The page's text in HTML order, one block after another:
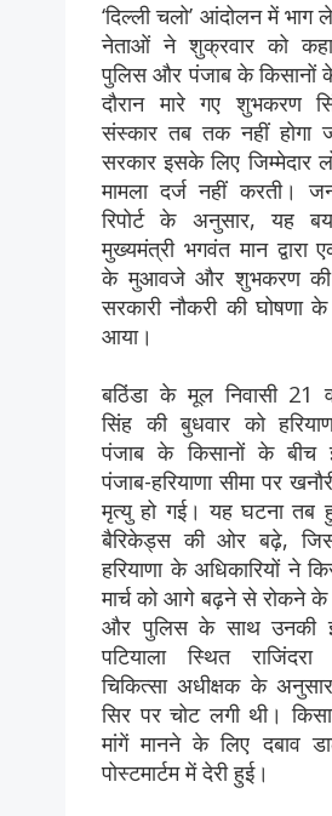
‘दिल्ली चलो’ आंदोलन में भाग
नेताओं ने शुक्रवार को कहा
पुलिस और पंजाब के किसानों
दौरान मारे गए शुभकरण
संस्कार तब तक नहीं होगा
सरकार इसके लिए जिम्मेदार
मामला दर्ज नहीं करती।
रिपोर्ट के अनुसार, यह
मुख्यमंत्री भगवंत मान
के मुआवजे और शुभकरण की
सरकारी नौकरी की घोषणा
आया।
बठिंडा के मूल निवासी 21
सिंह की बुधवार को
पंजाब के किसानों के
पंजाब-हरियाणा सीमा पर
मृत्यु हो गई। यह घटना तब
बैरिकेड्स की ओर बढ़े,
हरियाणा के अधिकारियों ने
मार्च को आगे बढ़ने से रोकने के
और पुलिस के साथ उनकी
पटियाला स्थित
चिकित्सा अधीक्षक के
सिर पर चोट लगी थी।
मांगें मानने के लिए दबाव
पोस्टमार्टम में देरी हुई।